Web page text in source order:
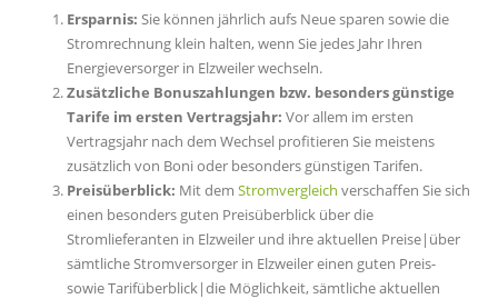
Ersparnis: Sie können jährlich aufs Neue sparen sowie die
Stromrechnung klein halten, wenn Sie jedes Jahr Ihren
Energieversorger in Elzweiler wechseln.
Zusätzliche Bonuszahlungen bzw. besonders günstige
Tarife im ersten Vertragsjahr: Vor allem im ersten
Vertragsjahr nach dem Wechsel profitieren Sie meistens
zusätzlich von Boni oder besonders günstigen Tarifen.
Preisüberblick: Mit dem Stromvergleich verschaffen Sie sich
einen besonders guten Preisüberblick über die
Stromlieferanten in Elzweiler und ihre aktuellen Preise|über
sämtliche Stromversorger in Elzweiler einen guten Preis-
sowie Tarifüberblick|die Möglichkeit, sämtliche aktuellen